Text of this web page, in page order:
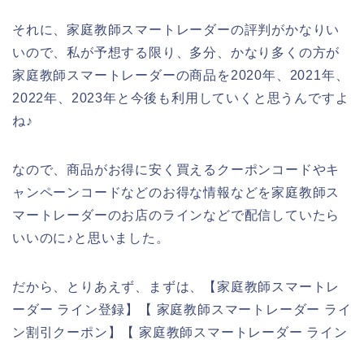
それに、家庭教師スマートレーダーの評判がかなりい
いので、私が予想する限り、多分、かなり多くの方が
家庭教師スマートレーダーの商品を2020年、2021年、
2022年、2023年と今後も利用していくと思うんですよ
ね♪
なので、商品がお得に安く買えるクーポンコードやキ
ャンペーンコードなどのお得な情報などを家庭教師ス
マートレーダーのお店のラインなどで配信していたら
いいのに♪と思いました。
だから、とりあえず、まずは、【家庭教師スマートレ
ーダー ライン登録】【 家庭教師スマートレーダー ライ
ン割引クーポン】【 家庭教師スマートレーダー ライン